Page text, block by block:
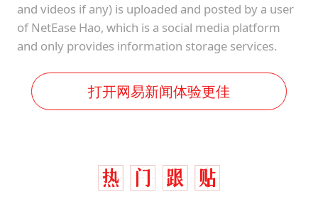
and videos if any) is uploaded and posted by a user
of NetEase Hao, which is a social media platform
and only provides information storage services.
打开网易新闻体验更佳